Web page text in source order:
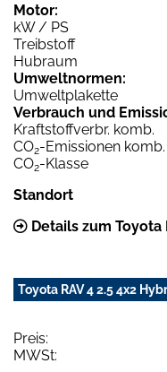
Motor:
kW / PS
Treibstoff
Hubraum
Umweltnormen:
Umweltplakette
Verbrauch und
Kraftstoffverbr. komb.
CO2-Emissionen komb.
CO2-Klasse
Standort
Details zum Toyota
Toyota RAV 4 2.5 4x2
Preis:
MWSt: